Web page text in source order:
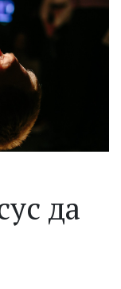
да